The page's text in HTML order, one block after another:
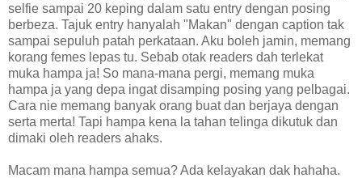
selfie sampai 20 keping dalam satu entry dengan posing
berbeza. Tajuk entry hanyalah "Makan" dengan caption tak
sampai sepuluh patah perkataan. Aku boleh jamin, memang
korang femes lepas tu. Sebab otak readers dah terlekat
muka hampa ja! So mana-mana pergi, memang muka
hampa ja yang depa ingat disamping posing yang pelbagai.
Cara nie memang banyak orang buat dan berjaya dengan
serta merta! Tapi hampa kena la tahan telinga dikutuk dan
dimaki oleh readers ahaks.
Macam mana hampa semua? Ada kelayakan dak hahaha.